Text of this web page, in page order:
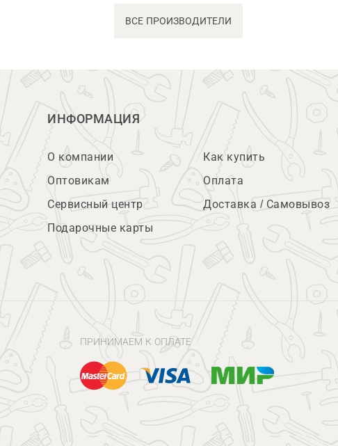
ВСЕ ПРОИЗВОДИТЕЛИ
ИНФОРМАЦИЯ
О компании
Оптовикам
Сервисный центр
Подарочные карты
Как купить
Оплата
Доставка / Самовывоз
ПРИНИМАЕМ К ОПЛАТЕ